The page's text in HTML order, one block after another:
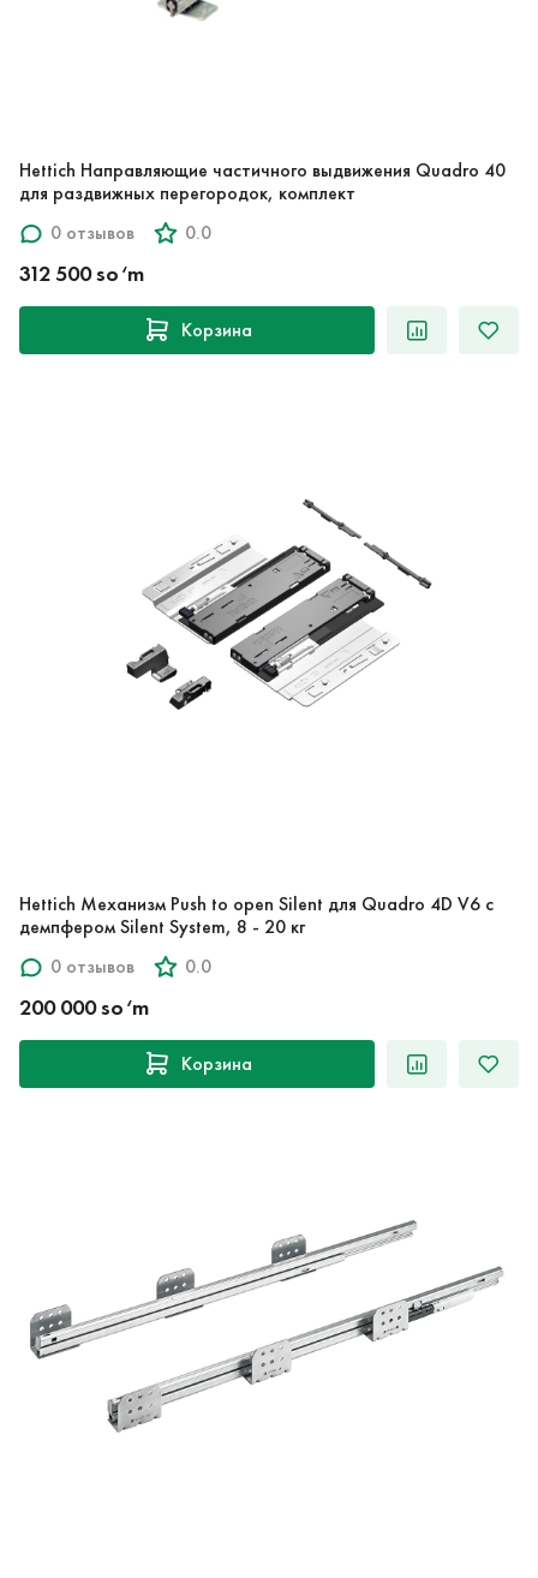
Hettich Направляющие частичного выдвижения Quadro 40
для раздвижных перегородок, комплект
0 отзывов
0.0
312 500 so‘m
Корзина
Hettich Механизм Push to open Silent для Quadro 4D V6 с
демпфером Silent System, 8 - 20 кг
0 отзывов
0.0
200 000 so‘m
Корзина